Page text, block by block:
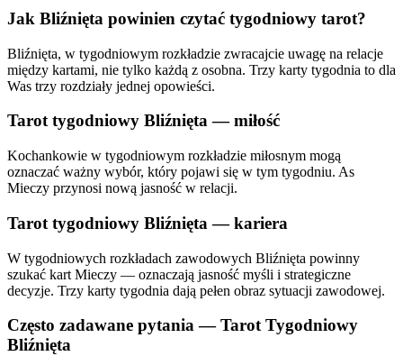
Jak Bliźnięta powinien czytać tygodniowy tarot?
Bliźnięta, w tygodniowym rozkładzie zwracajcie uwagę na relacje
między kartami, nie tylko każdą z osobna. Trzy karty tygodnia to dla
Was trzy rozdziały jednej opowieści.
Tarot tygodniowy Bliźnięta— miłość
Kochankowie w tygodniowym rozkładzie miłosnym mogą
oznaczać ważny wybór, który pojawi się w tym tygodniu. As
Mieczy przynosi nową jasność w relacji.
Tarot tygodniowy Bliźnięta — kariera
W tygodniowych rozkładach zawodowych Bliźnięta powinny
szukać kart Mieczy — oznaczają jasność myśli i strategiczne
decyzje. Trzy karty tygodnia dają pełen obraz sytuacji zawodowej.
Często zadawane pytania — Tarot Tygodniowy
Bliźnięta